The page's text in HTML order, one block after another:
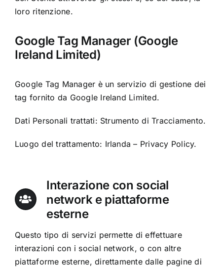
loro ritenzione.
Google Tag Manager (Google
Ireland Limited)
Google Tag Manager è un servizio di gestione dei
tag fornito da Google Ireland Limited.
Dati Personali trattati: Strumento di Tracciamento.
Luogo del trattamento: Irlanda – Privacy Policy.
Interazione con social
network e piattaforme
esterne
Questo tipo di servizi permette di effettuare
interazioni con i social network, o con altre
piattaforme esterne, direttamente dalle pagine di